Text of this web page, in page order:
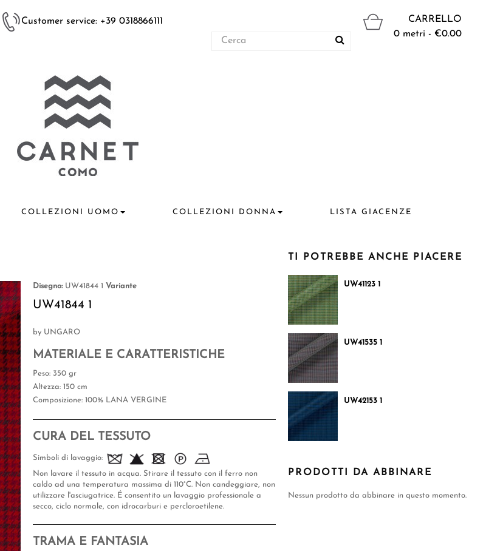
Customer service: +39 0318866111
CARRELLO
0 metri - €0.00
COLLEZIONI UOMO COLLEZIONI DONNA LISTA GIACENZE
Disegno: UW41844 1 Variante
UW41844 1
by UNGARO
MATERIALE E CARATTERISTICHE
Peso: 350 gr
Altezza: 150 cm
Composizione: 100% LANA VERGINE
CURA DEL TESSUTO
Simboli di lavaggio:
Non lavare il tessuto in acqua. Stirare il tessuto con il ferro non
caldo ad una temperatura massima di 110°C. Non candeggiare, non
utilizzare l'asciugatrice. É consentito un lavaggio professionale a
secco, ciclo normale, con idrocarburi e percloroetilene.
TRAMA E FANTASIA
TI POTREBBE ANCHE PIACERE
UW41123 1
UW41535 1
UW42153 1
PRODOTTI DA ABBINARE
Nessun prodotto da abbinare in questo momento.